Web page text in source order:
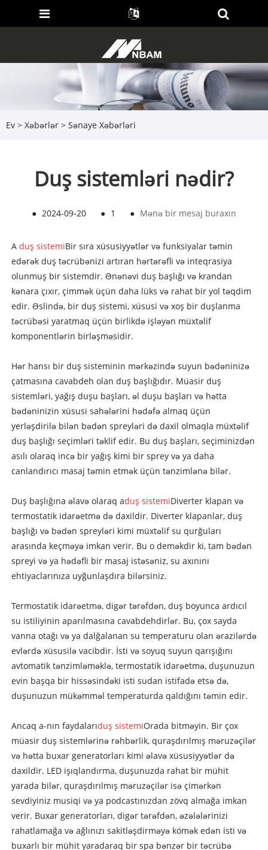
Ev > Xəbərlər > Sənaye Xəbərləri
Duş sistemləri nədir?
● 2024-09-20 ● 1 ● Mənə bir mesaj buraxın
A duş sistemiBir sıra xüsusiyyətlər və funksiyalar təmin
edərək duş təcrübənizi artıran hərtərəfli və inteqrasiya
olunmuş bir sistemdir. Ənənəvi duş başlığı və krandan
kənara çıxır, çimmək üçün daha lüks və rahat bir yol təqdim
edir. Əslində, bir duş sistemi, xüsusi və xoş bir duşlanma
təcrübəsi yaratmaq üçün birlikdə işləyən müxtəlif
komponentlərin birləşməsidir.
Hər hansı bir duş sisteminin mərkəzində suyun bədəninizə
çatmasına cavabdeh olan duş başlığıdır. Müasir duş
sistemləri, yağış duşu başları, əl duşu başları və hətta
bədəninizin xüsusi sahələrini hədəfə almaq üçün
yerləşdirilə bilən bədən spreyləri də daxil olmaqla müxtəlif
duş başlığı seçimləri təklif edir. Bu duş başları, seçiminizdən
asılı olaraq incə bir yağış kimi bir sprey və ya daha
canlandırıcı masaj təmin etmək üçün tənzimlənə bilər.
Duş başlığına əlavə olaraq aduş sistemiDiverter klapan və
termostatik idarəetmə də daxildir. Diverter klapanlar, duş
başlığı və bədən spreyləri kimi müxtəlif su qurğuları
arasında keçməyə imkan verir. Bu o deməkdir ki, tam bədən
spreyi və ya hədəfli bir masaj istəsəniz, su axınını
ehtiyaclarınıza uyğunlaşdıra bilərsiniz.
Termostatik idarəetmə, digər tərəfdən, duş boyunca ardıcıl
su istiliyinin aparılmasına cavabdehdirlər. Bu, çox sayda
vanna otağı və ya dalğalanan su temperaturu olan ərazilərdə
evlərdə xüsusilə vacibdir. İsti və soyuq suyun qarışığını
avtomatik tənzimləməklə, termostatik idarəetmə, duşunuzun
evin başqa bir hissəsindəki isti sudan istifadə etsə də,
duşunuzun mükəmməl temperaturda qaldığını təmin edir.
Ancaq a-nın faydalarıduş sistemiOrada bitməyin. Bir çox
müasir duş sistemlərinə rəhbərlik, quraşdırılmış məruzəçilər
və hətta buxar generatorları kimi əlavə xüsusiyyətlər də
daxildir. LED işıqlandırma, duşunuzda rahat bir mühit
yarada bilər, quraşdırılmış məruzəçilər isə çimərkən
sevdiyiniz musiqi və ya podcastınızdan zövq almağa imkan
verir. Buxar generatorları, digər tərəfdən, əzələlərinizi
rahatlamağa və ağlınızı sakitləşdirməyə kömək edən isti və
buxarlı bir mühit yaradaraq bir spa bənzər bir təcrübə